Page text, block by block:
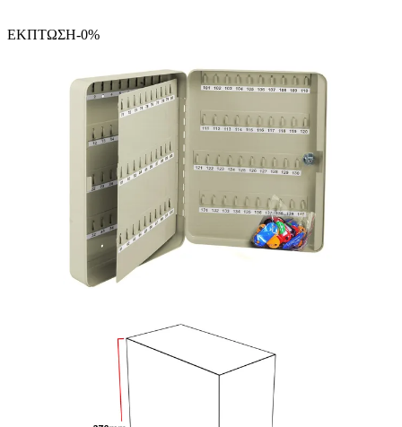
ΕΚΠΤΩΣΗ-0%